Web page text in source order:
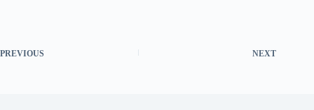
PREVIOUS NEXT